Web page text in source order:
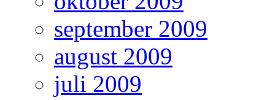
september 2009
august 2009
juli 2009